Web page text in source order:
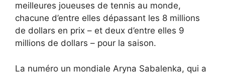
meilleures joueuses de tennis au monde,
chacune d’entre elles dépassant les 8 millions
de dollars en prix – et deux d’entre elles 9
millions de dollars – pour la saison.
La numéro un mondiale Aryna Sabalenka, qui a